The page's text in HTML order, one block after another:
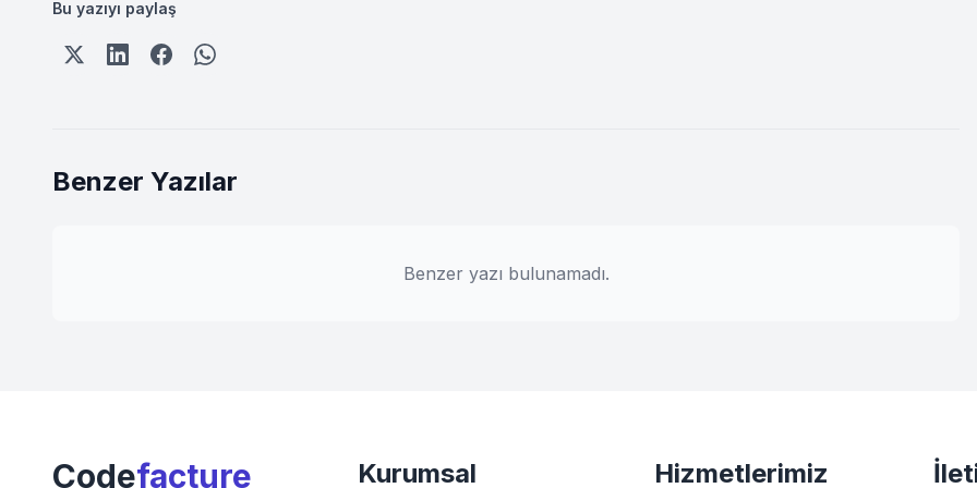
Bu yazıyı paylaş
Benzer Yazılar
Benzer yazı bulunamadı.
Codefacture Kurumsal Hizmetlerimiz